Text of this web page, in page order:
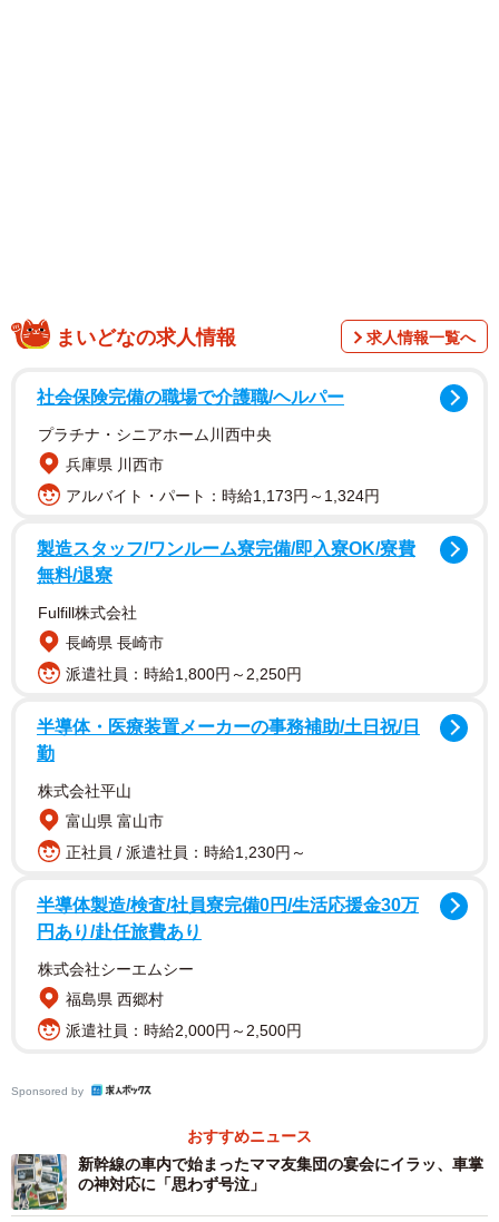
博多駅の券売機。300円ですが歴とした新幹線です
博多駅の券売機で切符を買い、意気揚々と新幹線の改札を
抜ける。周りの旅行者らしき人たちに「皆さんの切符、何
千円？何万円？ワタシ300円」と心の中で話し掛けながらホ
ームに上がり、待つことしばし。はい、来ました！ひかり
レールスター！
まいどなの求人情報 求人情報一覧へ
社会保険完備の職場で介護職/ヘルパー
プラチナ・シニアホーム川西中央
兵庫県 川西市
アルバイト・パート：時給1,173円～1,324円
製造スタッフ/ワンルーム寮完備/即入寮OK/寮費
無料/退寮
Fulfill株式会社
長崎県 長崎市
派遣社員：時給1,800円～2,250円
半導体・医療装置メーカーの事務補助/土日祝/日
勤
株式会社平山
富山県 富山市
正社員 / 派遣社員：時給1,230円～
半導体製造/検査/社員寮完備0円/生活応援金30万
円あり/赴任旅費あり
株式会社シーエムシー
福島県 西郷村
派遣社員：時給2,000円～2,500円
Sponsored by
おすすめニュース
新幹線の車内で始まったママ友集団の宴会にイラッ、車掌
の神対応に「思わず号泣」